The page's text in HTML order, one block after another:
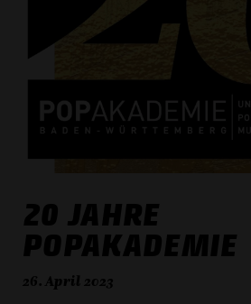
20 JAHRE
POPAKADEMIE
26. April 2023